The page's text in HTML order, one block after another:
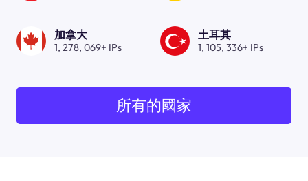
加拿大
1, 278, 069+ IPs
土耳其
1, 105, 336+ IPs
所有的國家